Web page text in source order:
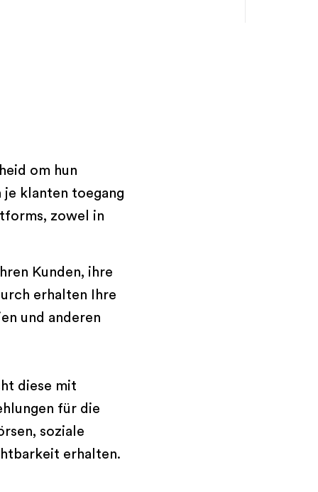
om hun
klanten toegang
zowel in
Kunden, ihre
erhalten Ihre
und anderen
diese mit
für die
soziale
erhalten.